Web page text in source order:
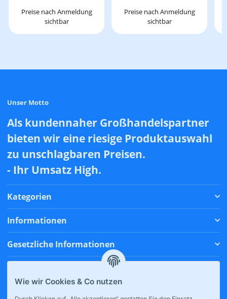
Preise nach Anmeldung
sichtbar
Preise nach Anmeldung
sichtbar
Unser Motto
Als kundennaher Großhandelspartner
bieten wir eine riesige Produktauswahl
zu unschlagbaren Preisen.
- Ihr Umsatz High.
Kategorien
Informationen
Gesetzliche Informationen
Wie wir Cookies & Co nutzen